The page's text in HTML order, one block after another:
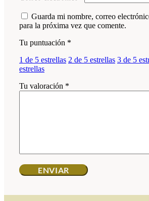
Guarda mi nombre, correo
para la próxima vez que comente.
Tu puntuación *
1 de 5 estrellas 2 de 5 estrellas 3 de 5
estrellas
Tu valoración *